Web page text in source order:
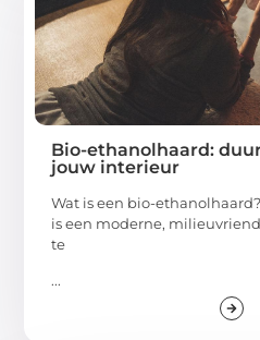
Bio-ethanolhaard:
jouw interieur
Wat is een bio-
is een moderne,
te
...